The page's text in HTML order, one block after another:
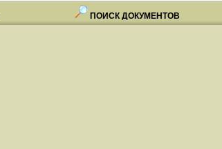
ПОИСК ДОКУМЕНТОВ